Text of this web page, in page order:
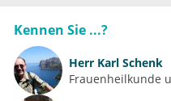
Kennen Sie ...?
Herr Karl Schenk
Frauenheilkunde